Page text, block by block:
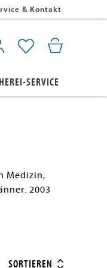
& Kontakt
SERVICE
Medizin,
2003
SORTIEREN